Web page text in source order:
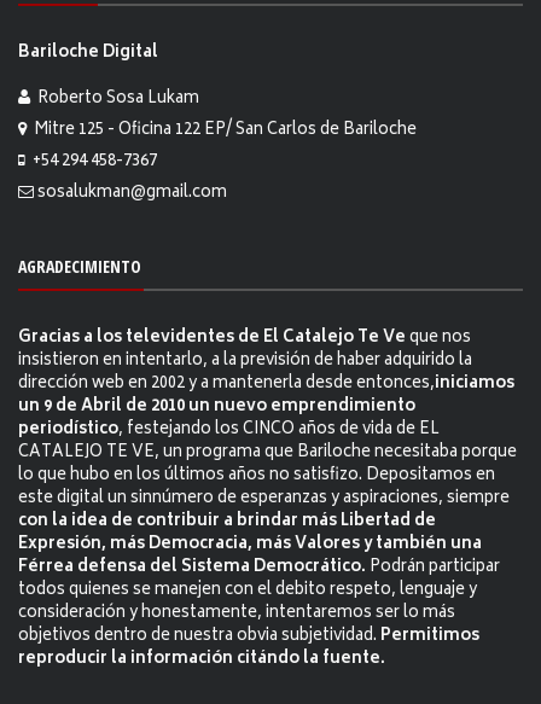
Bariloche Digital
Roberto Sosa Lukam
Mitre 125 - Oficina 122 EP/ San Carlos de Bariloche
+54 294 458-7367
sosalukman@gmail.com
AGRADECIMIENTO
Gracias a los televidentes de El Catalejo Te Veque nos
insistieron en intentarlo, a la previsión de haber adquirido la
dirección web en 2002 y a mantenerla desde entonces,iniciamos
un 9 de Abril de 2010 un nuevo emprendimiento
periodístico, festejando los CINCO años de vida de EL
CATALEJO TE VE, un programa que Bariloche necesitaba porque
lo que hubo en los últimos años no satisfizo. Depositamos en
este digital un sinnúmero de esperanzas y aspiraciones, siempre
con la idea de contribuir a brindar más Libertad de
Expresión, más Democracia, más Valores y también una
Férrea defensa del Sistema Democrático. Podrán participar
todos quienes se manejen con el debito respeto, lenguaje y
consideración y honestamente, intentaremos ser lo más
objetivos dentro de nuestra obvia subjetividad. Permitimos
reproducir la información citándo la fuente.